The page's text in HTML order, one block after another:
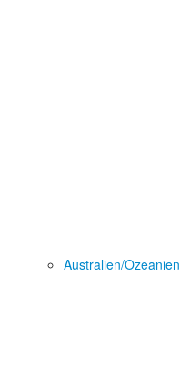
Australien/Ozeanien